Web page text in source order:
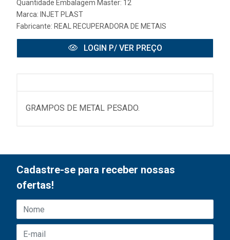
Quantidade Embalagem Master: 12
Marca: INJET PLAST
Fabricante: REAL RECUPERADORA DE METAIS
LOGIN P/ VER PREÇO
GRAMPOS DE METAL PESADO.
Cadastre-se para receber nossas
ofertas!